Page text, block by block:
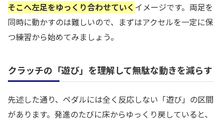
そこへ左足をゆっくり合わせていく イメージです。両足を
同時に動かすのは難しいので、まずはアクセルを一定に保
つ練習から始めてみましょう。
クラッチの「遊び」を理解して無駄な動きを減らす
先述した通り、ペダルには全く反応しない「遊び」の区間
があります。発進のたびに床からゆっくり戻していると、